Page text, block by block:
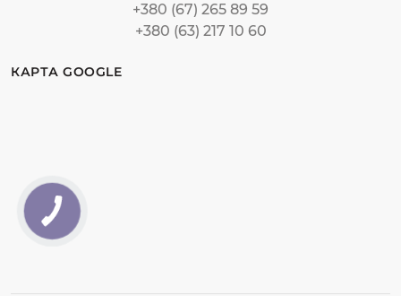
+380 (67) 265 89 59
+380 (63) 217 10 60
КАРТА GOOGLE